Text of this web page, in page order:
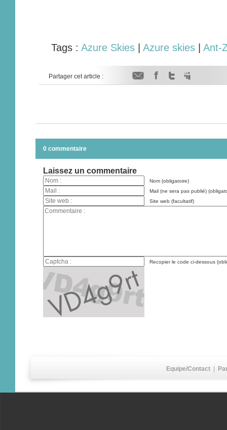
Tags : Azure Skies| Azure skies| Ant-
Partager cet article :
0 commentaire
Laissez un commentaire
Nom (obligatoire)
Mail (ne sera pas publié)
Site web (facultatif)
Recopier le code ci-dessous
Equipe/Contact